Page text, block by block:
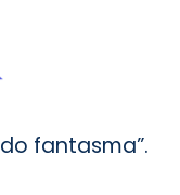
fantasma”.